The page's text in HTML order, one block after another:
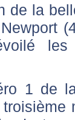
de la
1 de